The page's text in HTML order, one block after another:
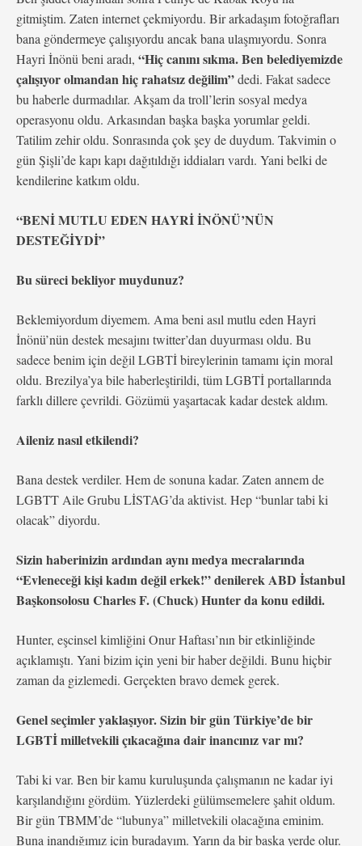
gitmiştim. Zaten internet çekmiyordu. Bir arkadaşım fotoğrafları
bana göndermeye çalışıyordu ancak bana ulaşmıyordu. Sonra
Hayri İnönü beni aradı, “Hiç canını sıkma. Ben belediyemizde
çalışıyor olmandan hiç rahatsız değilim”dedi. Fakat sadece
bu haberle durmadılar. Akşam da troll’lerin sosyal medya
operasyonu oldu. Arkasından başka başka yorumlar geldi.
Tatilim zehir oldu. Sonrasında çok şey de duydum. Takvimin o
gün Şişli’de kapı kapı dağıtıldığı iddiaları vardı. Yani belki de
kendilerine katkım oldu.
“BENİ MUTLU EDEN HAYRİ İNÖNÜ’NÜN
DESTEĞİYDİ”
Bu süreci bekliyor muydunuz?
Beklemiyordum diyemem. Ama beni asıl mutlu eden Hayri
İnönü’nün destek mesajını twitter’dan duyurması oldu. Bu
sadece benim için değil LGBTİ bireylerinin tamamı için moral
oldu. Brezilya’ya bile haberleştirildi, tüm LGBTİ portallarında
farklı dillere çevrildi. Gözümü yaşartacak kadar destek aldım.
Aileniz nasıl etkilendi?
Bana destek verdiler. Hem de sonuna kadar. Zaten annem de
LGBTT Aile Grubu LİSTAG’da aktivist. Hep “bunlar tabi ki
olacak” diyordu.
Sizin haberinizin ardından aynı medya mecralarında
“Evleneceği kişi kadın değil erkek!” denilerek ABD İstanbul
Başkonsolosu Charles F. (Chuck) Hunter da konu edildi.
Hunter, eşcinsel kimliğini Onur Haftası’nın bir etkinliğinde
açıklamıştı. Yani bizim için yeni bir haber değildi. Bunu hiçbir
zaman da gizlemedi. Gerçekten bravo demek gerek.
Genel seçimler yaklaşıyor. Sizin bir gün Türkiye’de bir
LGBTİ milletvekili çıkacağına dair inancınız var mı?
Tabi ki var. Ben bir kamu kuruluşunda çalışmanın ne kadar iyi
karşılandığını gördüm. Yüzlerdeki gülümsemelere şahit oldum.
Bir gün TBMM’de “lubunya” milletvekili olacağına eminim.
Buna inandığımız için buradayım. Yarın da bir başka yerde olur.